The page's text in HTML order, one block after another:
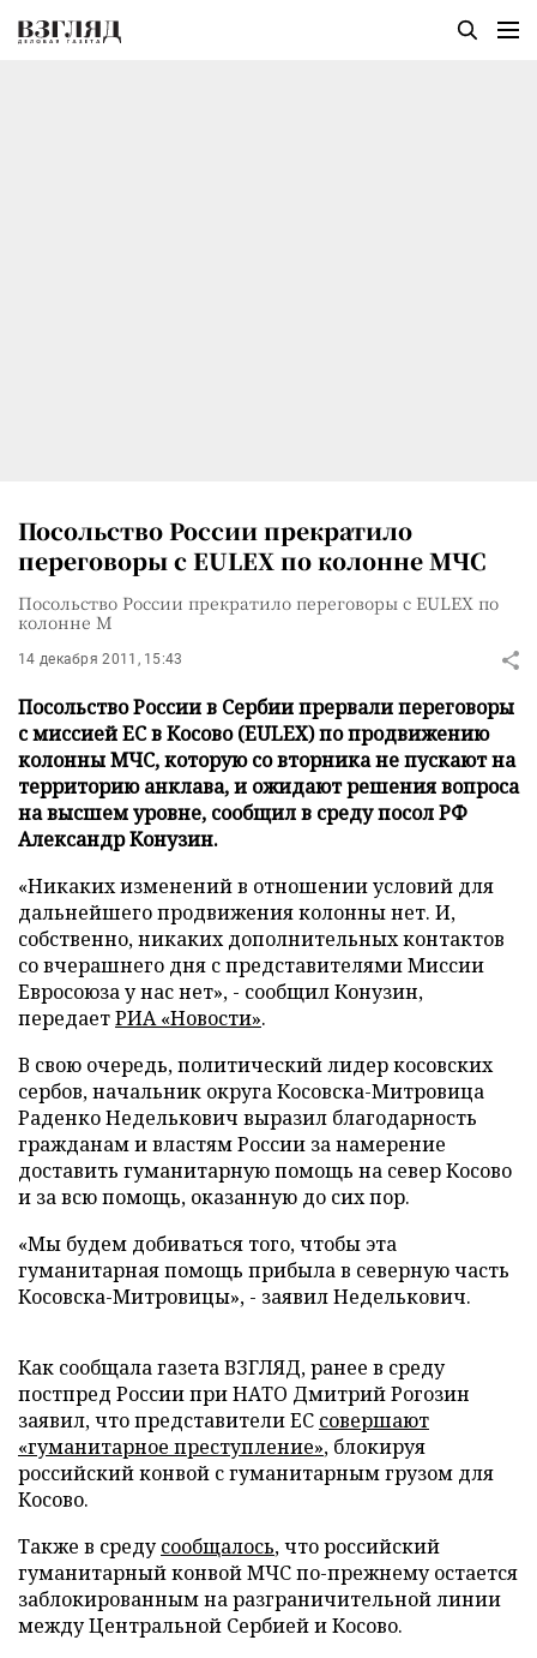
Посольство России прекратило
переговоры с EULEX по колонне МЧС
Посольство России прекратило переговоры с EULEX по
колонне М
14 декабря 2011, 15:43
Посольство России в Сербии прервали переговоры
с миссией ЕС в Косово (EULEX) по продвижению
колонны МЧС, которую со вторника не пускают на
территорию анклава, и ожидают решения вопроса
на высшем уровне, сообщил в среду посол РФ
Александр Конузин.
«Никаких изменений в отношении условий для
дальнейшего продвижения колонны нет. И,
собственно, никаких дополнительных контактов
со вчерашнего дня с представителями Миссии
Евросоюза у нас нет», - сообщил Конузин,
передаетРИА «Новости».
В свою очередь, политический лидер косовских
сербов, начальник округа Косовска-Митровица
Раденко Неделькович выразил благодарность
гражданам и властям России за намерение
доставить гуманитарную помощь на север Косово
и за всю помощь, оказанную до сих пор.
«Мы будем добиваться того, чтобы эта
гуманитарная помощь прибыла в северную часть
Косовска-Митровицы», - заявил Неделькович.
Как сообщала газета ВЗГЛЯД, ранее в среду
постпред России при НАТО Дмитрий Рогозин
заявил, что представители ЕС совершают
«гуманитарное преступление», блокируя
российский конвой с гуманитарным грузом для
Косово.
Также в средусообщалось, что российский
гуманитарный конвой МЧС по-прежнему остается
заблокированным на разграничительной линии
между Центральной Сербией и Косово.